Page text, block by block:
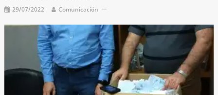
29/07/2022 Comunicación